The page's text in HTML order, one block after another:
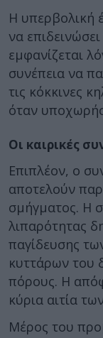
Η υπερβολική
να
εμφανίζεται
συνέπεια να
τις κόκκινες
όταν
Οι καιρικές
Επιπλέον, ο
αποτελούν
σμήγματος. Η
λιπαρότητας
παγίδευσης
κυττάρων του
πόρους. Η
κύρια αιτία
Μέρος του